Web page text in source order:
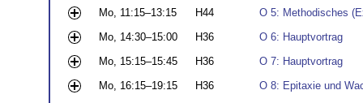
Mo, 11:15–13:15
H44
O 5: Methodisches
Mo, 14:30–15:00
H36
O 6: Hauptvortrag
Mo, 15:15–15:45
H36
O 7: Hauptvortrag
Mo, 16:15–19:15
H36
O 8: Epitaxie und